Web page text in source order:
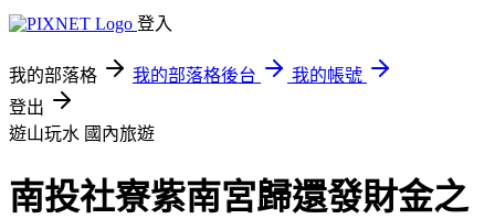
登入
我的部落格 我的部落格後台
我的帳號
登出
遊山玩水 國內旅遊
南投社寮紫南宮歸還發財金之